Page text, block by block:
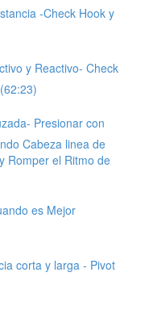
-Check Hook y
y Reactivo- Check
Presionar con
Cabeza linea de
Romper el Ritmo de
es Mejor
corta y larga - Pivot